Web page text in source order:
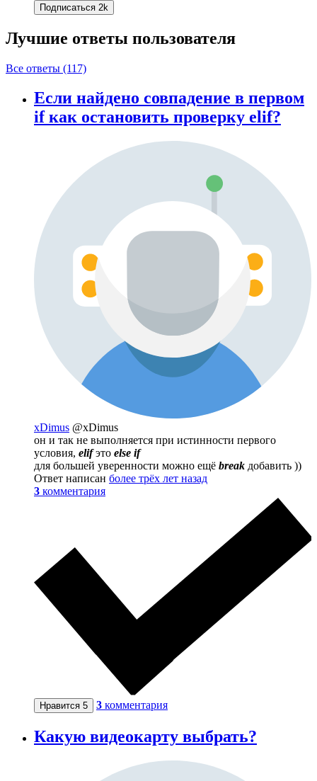
Подписаться 2k
Лучшие ответы пользователя
Все ответы (117)
Если найдено совпадение в первом
if как остановить проверку elif?
xDimus @xDimus
он и так не выполняется при истинности первого
условия, elif это else if
для большей уверенности можно ещё break добавить ))
Ответ написан более трёх лет назад
3 комментария
Нравится 5 3 комментария
Какую видеокарту выбрать?